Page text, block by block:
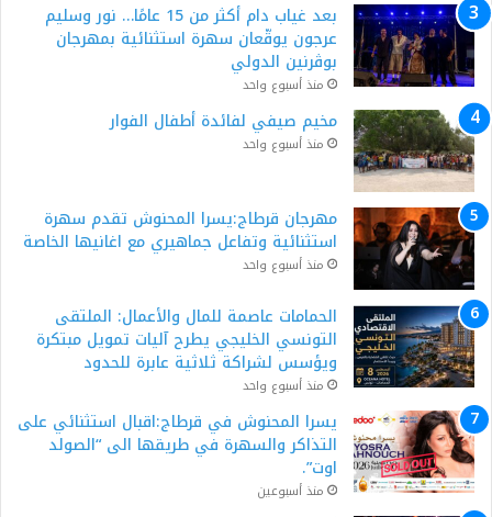
بعد غياب دام أكثر من 15 عامًا… نور وسليم
عرجون يوقّعان سهرة استثنائية بمهرجان
بوڨرنين الدولي
منذ أسبوع واحد
مخيم صيفي لفائدة أطفال الفوار
منذ أسبوع واحد
مهرجان قرطاج:يسرا المحنوش تقدم سهرة
استثنائية وتفاعل جماهيري مع اغانيها الخاصة
منذ أسبوع واحد
الحمامات عاصمة للمال والأعمال: الملتقى
التونسي الخليجي يطرح آليات تمويل مبتكرة
ويؤسس لشراكة ثلاثية عابرة للحدود
منذ أسبوع واحد
يسرا المحنوش في قرطاج:اقبال استثنائي على
التذاكر والسهرة في طريقها الى “الصولد
اوت”.
منذ أسبوعين